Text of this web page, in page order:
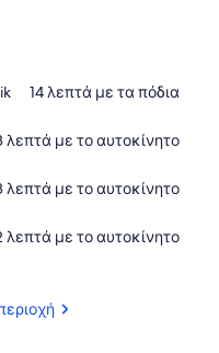
‪14 λεπτά με τα πόδια‬
λεπτά με το αυτοκίνητο‬
λεπτά με το αυτοκίνητο‬
λεπτά με το αυτοκίνητο‬